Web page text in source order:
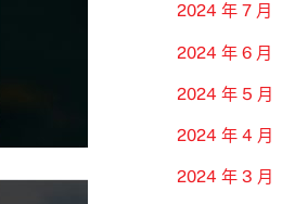
2024 年 7 月
2024 年 6 月
2024 年 5 月
2024 年 4 月
2024 年 3 月